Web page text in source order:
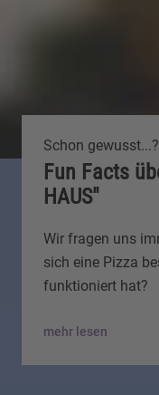
Schon gewusst...?
Fun Facts
HAUS"
Wir fragen uns
sich eine Pizza
funktioniert hat?
mehr lesen